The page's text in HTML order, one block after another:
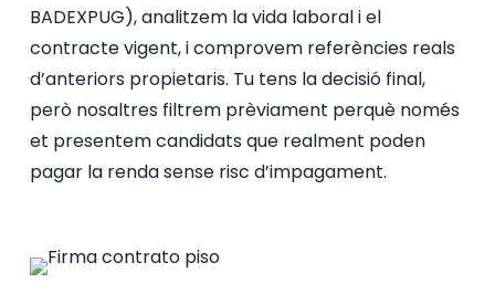
BADEXPUG), analitzem la vida laboral i el
contracte vigent, i comprovem referències reals
d’anteriors propietaris. Tu tens la decisió final,
però nosaltres filtrem prèviament perquè només
et presentem candidats que realment poden
pagar la renda sense risc d’impagament.